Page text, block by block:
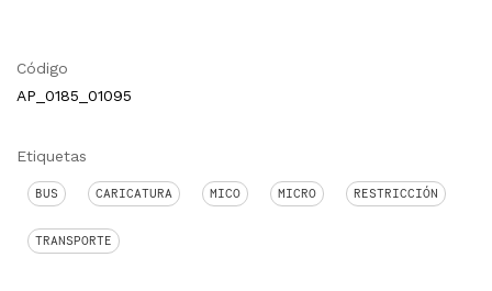
Código
AP_0185_01095
Etiquetas
BUS CARICATURA MICO MICRO RESTRICCIÓN
TRANSPORTE